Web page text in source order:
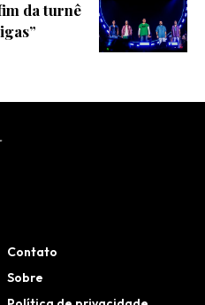
da turnê
Contato
Sobre